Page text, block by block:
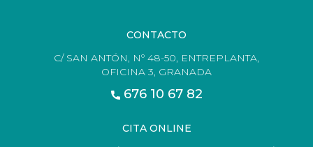
CONTACTO
C/ SAN ANTÓN, Nº 48-50, ENTREPLANTA,
OFICINA 3, GRANADA
676 10 67 82
CITA ONLINE